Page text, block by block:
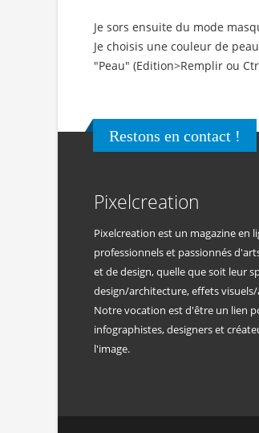
Je sors ensuite du mode
Je choisis une couleur de
"Peau" (Edition>Remplir ou
Restons en contact !
Pixelcreation
Pixelcreation est un magazine en
professionnels et passionnés
et de design, quelle que soit leur
design/architecture, effets
Notre vocation est d'être un lien
infographistes, designers et
l'image.